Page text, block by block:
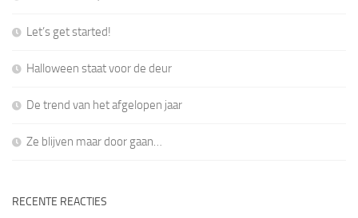
Let’s get started!
Halloween staat voor de deur
De trend van het afgelopen jaar
Ze blijven maar door gaan…
RECENTE REACTIES